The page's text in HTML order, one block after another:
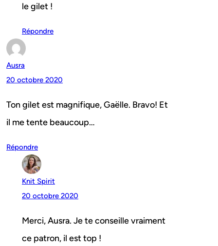
le gilet !
Répondre
Ausra
20 octobre 2020
Ton gilet est magnifique, Gaëlle. Bravo! Et
il me tente beaucoup…
Répondre
Knit Spirit
20 octobre 2020
Merci, Ausra. Je te conseille vraiment
ce patron, il est top !